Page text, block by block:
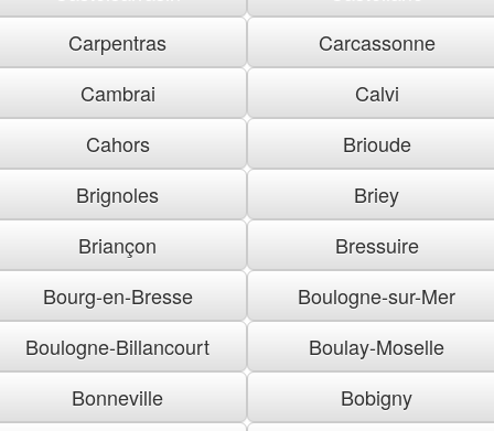
Carpentras
Carcassonne
Cambrai
Calvi
Cahors
Brioude
Brignoles
Briey
Briançon
Bressuire
Bourg-en-Bresse
Boulogne-sur-Mer
Boulogne-Billancourt
Boulay-Moselle
Bonneville
Bobigny